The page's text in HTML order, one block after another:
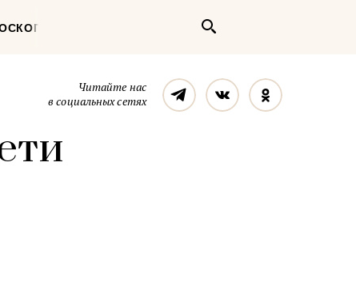
Читайте нас
в социальных сетях
ТелеграмВконтакте